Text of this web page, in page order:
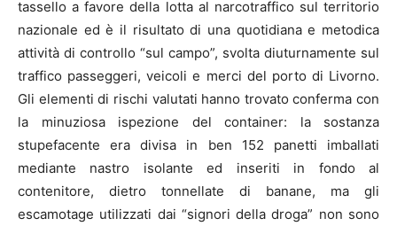
tassello a favore della lotta al narcotraffico sul territorio
nazionale ed è il risultato di una quotidiana e metodica
attività di controllo “sul campo”, svolta diuturnamente sul
traffico passeggeri, veicoli e merci del porto di Livorno.
Gli elementi di rischi valutati hanno trovato conferma con
la minuziosa ispezione del container: la sostanza
stupefacente era divisa in ben 152 panetti imballati
mediante nastro isolante ed inseriti in fondo al
contenitore, dietro tonnellate di banane, ma gli
escamotage utilizzati dai “signori della droga” non sono